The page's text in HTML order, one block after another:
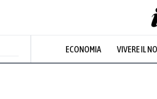
ECONOMIA VIVERE IL